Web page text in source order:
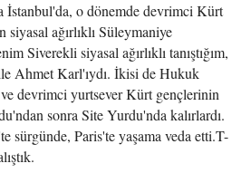
o dönemde devrimci Kürt
ağırlıklı Süleymaniye
Siverekli siyasal ağırlıklı tanıştığım,
Ahmet Karl'ıydı. İkisi de Hukuk
devrimci yurtsever Kürt gençlerinin
sonra Site Yurdu'nda kalırlardı.
sürgünde, Paris'te yaşama veda etti.T-